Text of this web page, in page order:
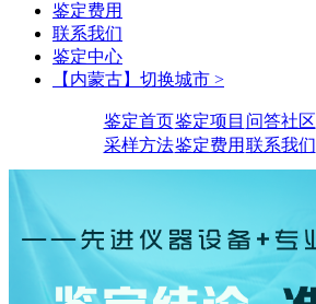
鉴定费用
联系我们
鉴定中心
【内蒙古】切换城市 >
鉴定首页鉴定项目 问答社区
采样方法鉴定费用 联系我们